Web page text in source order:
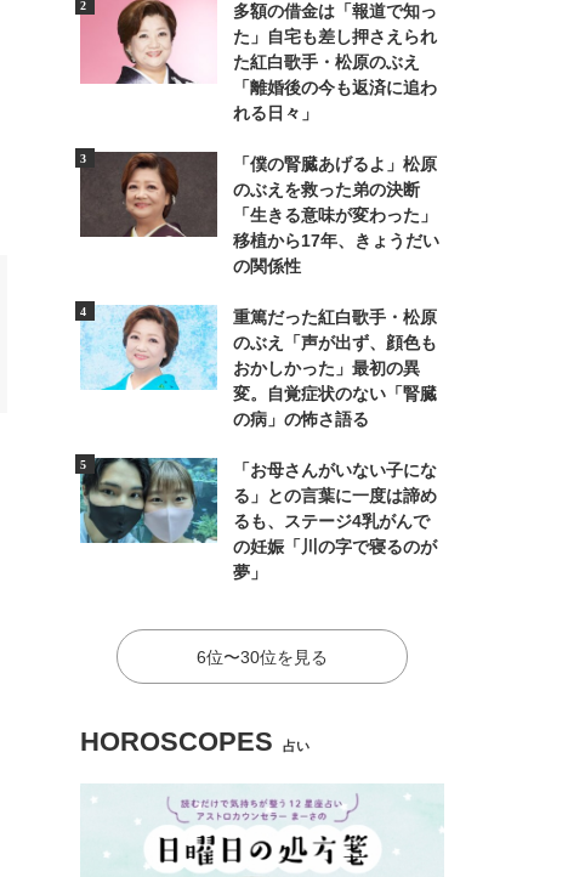
多額の借金は「報道で知っ
た」自宅も差し押さえられ
た紅白歌手・松原のぶえ
「離婚後の今も返済に追わ
れる日々」
「僕の腎臓あげるよ」松原
のぶえを救った弟の決断
「生きる意味が変わった」
移植から17年、きょうだい
の関係性
重篤だった紅白歌手・松原
のぶえ「声が出ず、顔色も
おかしかった」最初の異
変。自覚症状のない「腎臓
の病」の怖さ語る
「お母さんがいない子にな
る」との言葉に一度は諦め
るも、ステージ4乳がんで
の妊娠「川の字で寝るのが
夢」
6位〜30位を見る
HOROSCOPES 占い